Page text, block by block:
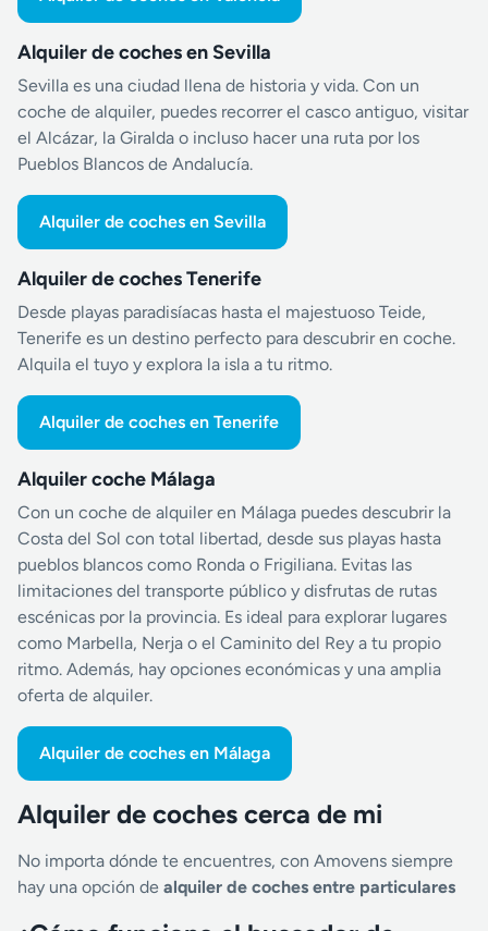
Alquiler de coches en Sevilla
Sevilla es una ciudad llena de historia y vida. Con un
coche de alquiler, puedes recorrer el casco antiguo, visitar
el Alcázar, la Giralda o incluso hacer una ruta por los
Pueblos Blancos de Andalucía.
Alquiler de coches en Sevilla
Alquiler de coches Tenerife
Desde playas paradisíacas hasta el majestuoso Teide,
Tenerife es un destino perfecto para descubrir en coche.
Alquila el tuyo y explora la isla a tu ritmo.
Alquiler de coches en Tenerife
Alquiler coche Málaga
Con un coche de alquiler en Málaga puedes descubrir la
Costa del Sol con total libertad, desde sus playas hasta
pueblos blancos como Ronda o Frigiliana. Evitas las
limitaciones del transporte público y disfrutas de rutas
escénicas por la provincia. Es ideal para explorar lugares
como Marbella, Nerja o el Caminito del Rey a tu propio
ritmo. Además, hay opciones económicas y una amplia
oferta de alquiler.
Alquiler de coches en Málaga
Alquiler de coches cerca de mi
No importa dónde te encuentres, con Amovens siempre
hay una opción de alquiler de coches entre particulares